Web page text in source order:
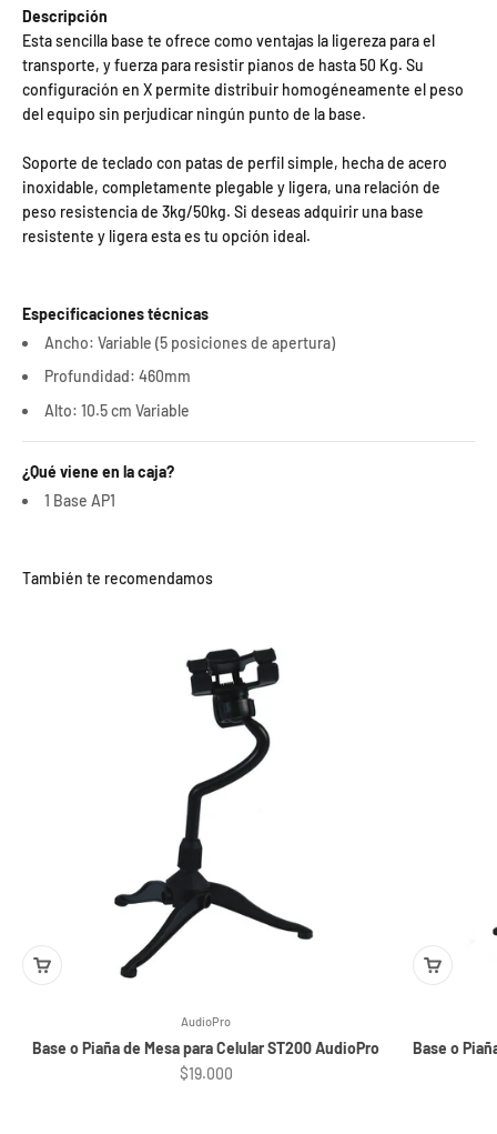
Descripción
Esta sencilla base te ofrece como ventajas la ligereza para el
transporte, y fuerza para resistir pianos de hasta 50 Kg. Su
configuración en X permite distribuir homogéneamente el peso
del equipo sin perjudicar ningún punto de la base.
Soporte de teclado con patas de perfil simple, hecha de acero
inoxidable, completamente plegable y ligera, una relación de
peso resistencia de 3kg/50kg. Si deseas adquirir una base
resistente y ligera esta es tu opción ideal.
Especificaciones técnicas
Ancho: Variable (5 posiciones de apertura)
Profundidad: 460mm
Alto: 10.5 cm Variable
¿Qué viene en la caja?
1 Base AP1
También te recomendamos
AudioPro
Base o Piaña de Mesa para Celular ST200 AudioPro
Precio de oferta
$19.000
Base o